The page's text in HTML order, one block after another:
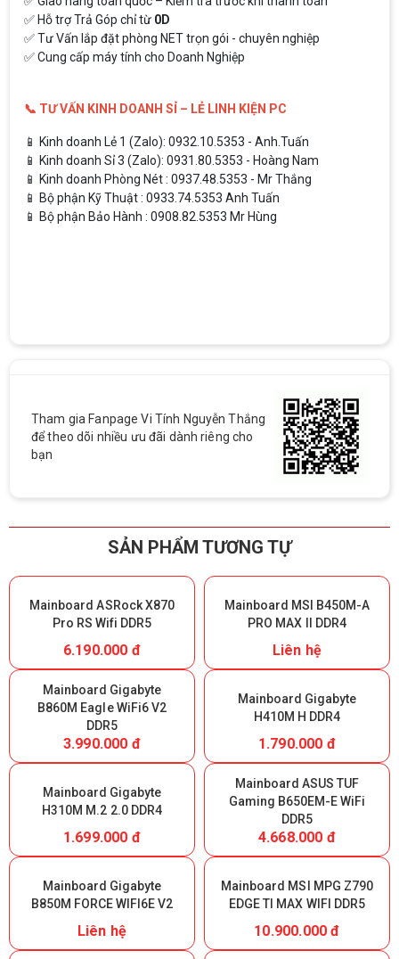
✅ Hỗ trợ Trả Góp chỉ từ 0D
✅ Tư Vấn lắp đặt phòng NET trọn gói - chuyên nghiệp
✅ Cung cấp máy tính cho Doanh Nghiệp
📞 TƯ VẤN KINH DOANH SỈ – LẺ LINH KIỆN PC
📱 Kinh doanh Lẻ 1 (Zalo): 0932.10.5353 - Anh.Tuấn
📱 Kinh doanh Sỉ 3 (Zalo): 0931.80.5353 - Hoàng Nam
📱 Kinh doanh Phòng Nét : 0937.48.5353 - Mr Thắng
📱 Bộ phận Kỹ Thuật : 0933.74.5353 Anh Tuấn
📱 Bộ phận Bảo Hành : 0908.82.5353 Mr Hùng
Tham gia Fanpage Vi Tính Nguyễn Thắng
để theo dõi nhiều ưu đãi dành riêng cho
bạn
SẢN PHẨM TƯƠNG TỰ
Mainboard ASRock X870
Pro RS Wifi DDR5
6.190.000 đ
Mainboard MSI B450M-A
PRO MAX II DDR4
Liên hệ
Mainboard Gigabyte
B860M Eagle WiFi6 V2
DDR5
3.990.000 đ
Mainboard Gigabyte
H410M H DDR4
1.790.000 đ
Mainboard Gigabyte
H310M M.2 2.0 DDR4
1.699.000 đ
Mainboard ASUS TUF
Gaming B650EM-E WiFi
DDR5
4.668.000 đ
Mainboard Gigabyte
B850M FORCE WIFI6E V2
Liên hệ
Mainboard MSI MPG Z790
EDGE TI MAX WIFI DDR5
10.900.000 đ